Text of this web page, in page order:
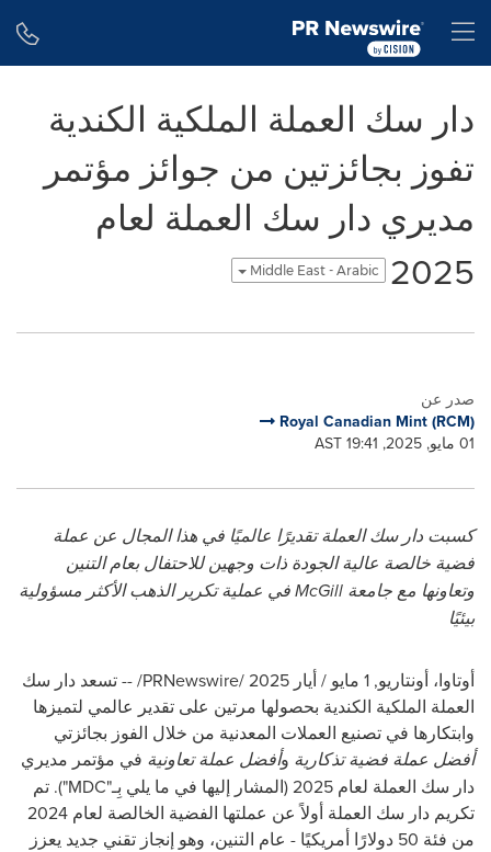
دار سك العملة الملكية الكندية
تفوز بجائزتين من جوائز مؤتمر
مديري دار سك العملة لعام
2025
Middle East - Arabic
صدر عن
Royal Canadian Mint (RCM)
01 مايو, 2025, 19:41 AST
كسبت دار سك العملة تقديرًا عالميًا في هذا المجال عن عملة
فضية خالصة عالية الجودة ذات وجهين للاحتفال بعام التنين
وتعاونها مع جامعة McGillفي عملية تكرير الذهب الأكثر مسؤولية
بيئيًا
أوتاوا، أونتاريو, 1 مايو / أيار 2025 /
PRNewswire/ -- تسعد دار سك
العملة الملكية الكندية بحصولها مرتين على تقدير عالمي لتميزها
وابتكارها في تصنيع العملات المعدنية من خلال الفوز بجائزتي
أفضل عملة فضية تذكارية وأفضل عملة تعاونية في مؤتمر مديري
دار سك العملة لعام 2025 (المشار إليها في ما يلي بِـ"
MDC"). تم
تكريم دار سك العملة أولاً عن عملتها الفضية الخالصة لعام 2024
من فئة 50 دولارًا أمريكيًا - عام التنين، وهو إنجاز تقني جديد يعزز